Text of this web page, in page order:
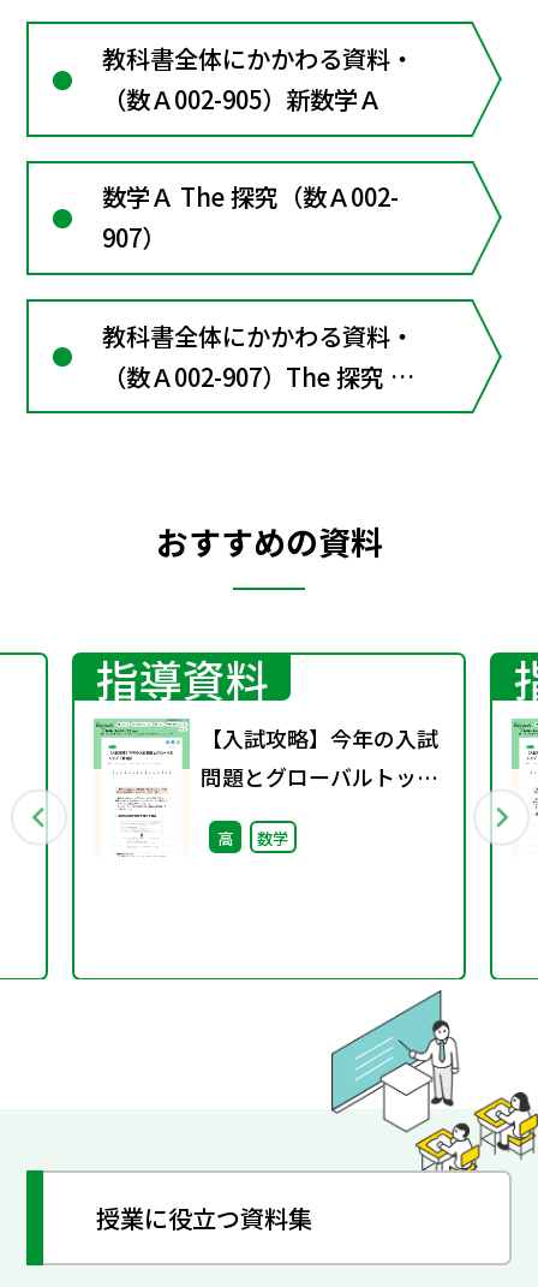
教科書全体にかかわる資料・
（数Ａ002-905）新数学Ａ
数学Ａ The 探究（数Ａ002-
907）
教科書全体にかかわる資料・
（数Ａ002-907）The 探究 数
学Ａ
おすすめの資料
指導資料
【入試攻略】今年の入試
問題とグローバルトップ
（第2回）
高 数学
授業に役立つ資料集